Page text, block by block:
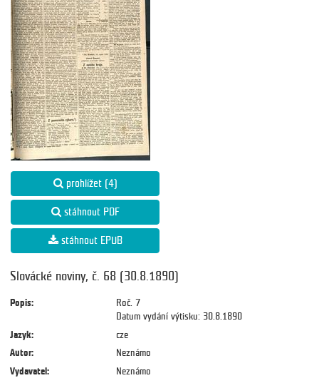
prohlížet (4)
stáhnout PDF
stáhnout EPUB
Slovácké noviny, č. 68 (30.8.1890)
Popis:
Roč. 7
Datum vydání výtisku: 30.8.1890
Jazyk:
cze
Autor:
Neznámo
Vydavatel:
Neznámo